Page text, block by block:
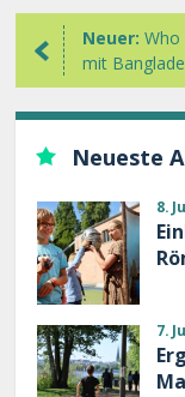
Neuer:Who
mit
Neueste
8.
7.